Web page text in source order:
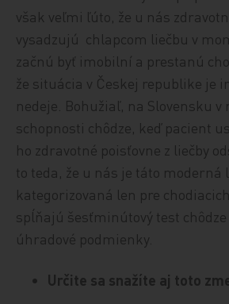
však veľmi ľúto, že u nás
vysadzujú chlapcom liečbu v
začnú byť imobilní a prestanú
že situácia v Českej republike je
nedeje. Bohužiaľ, na Slovensku
schopnosti chôdze, keď pacient
ho zdravotné poisťovne z liečby
to teda, že u nás je táto moderná
kategorizovaná len pre
spĺňajú šesťminútový test
úhradové podmienky.
Určite sa snažíte aj toto